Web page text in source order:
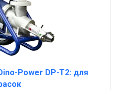
Power DP-T2: для